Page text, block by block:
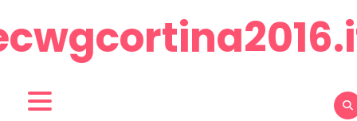
to
content